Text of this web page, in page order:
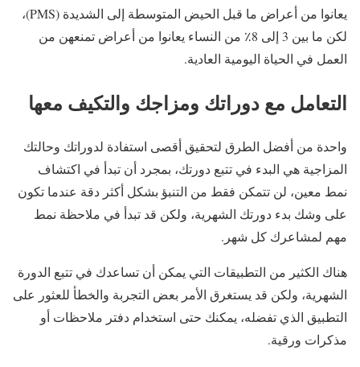
يعانوا من أعراض ما قبل الحيض المتوسطة إلى الشديدة (PMS)،
لكن ما بين 3 إلى 8٪ من النساء يعانوا من أعراض تمنعهن من
العمل في الحياة اليومية العادية.
التعامل مع دوراتك ومزاجك والتكيف معها
واحدة من أفضل الطرق لتحقيق أقصى استفادة لدوراتك وحالتك
المزاجية هي البدء في تتبع دورتك، بمجرد أن تبدأ في اكتشاف
نمط معين، لن تتمكن فقط من التنبؤ بشكل أكثر دقة عندما تكون
على وشك بدء دورتك الشهرية، ولكن قد تبدأ في ملاحظة نمط
مهم لمشاعرك كل شهر.
هناك الكثير من التطبيقات التي يمكن أن تساعدك في تتبع الدورة
الشهرية، ولكن قد يستغرق الأمر بعض التجربة والخطأ للعثور على
التطبيق الذي تفضله، يمكنك حتى استخدام دفتر ملاحظات أو
مذكرات ورقية.